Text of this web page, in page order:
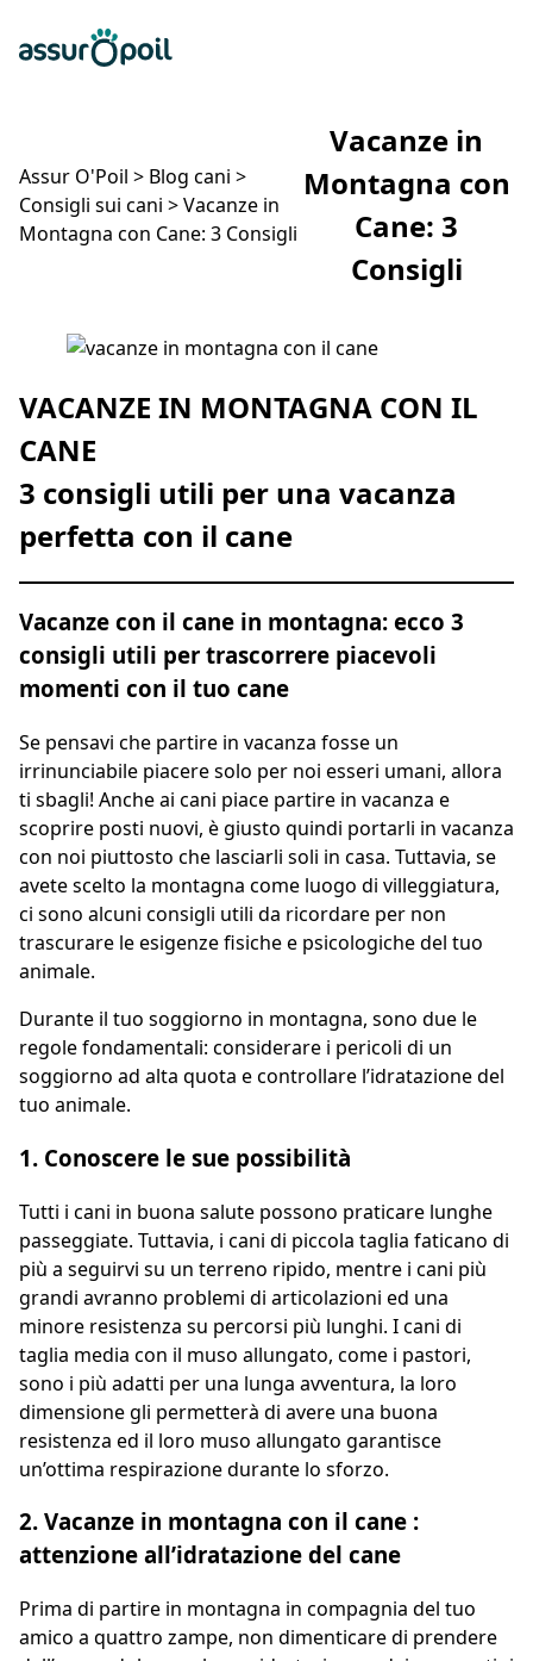
Assur O'Poil
Assur O'Poil > Blog cani >
Consigli sui cani >Vacanze in
Montagna con Cane: 3 Consigli
Vacanze in
Montagna con
Cane: 3
Consigli
Vacanze in Montagna con Cane: 3 Consigli
VACANZE IN MONTAGNA CON IL
CANE
3 consigli utili per una vacanza
perfetta con il cane
Vacanze con il cane in montagna: ecco 3
consigli utili per trascorrere piacevoli
momenti con il tuo cane
Se pensavi che partire in vacanza fosse un
irrinunciabile piacere solo per noi esseri umani, allora
ti sbagli! Anche ai cani piace partire in vacanza e
scoprire posti nuovi, è giusto quindi portarli in vacanza
con noi piuttosto che lasciarli soli in casa. Tuttavia, se
avete scelto la montagna come luogo di villeggiatura,
ci sono alcuni consigli utili da ricordare per non
trascurare le esigenze fisiche e psicologiche del tuo
animale.
Durante il tuo soggiorno in montagna, sono due le
regole fondamentali: considerare i pericoli di un
soggiorno ad alta quota e controllare l’idratazione del
tuo animale.
1. Conoscere le sue possibilità
Tutti i cani in buona salute possono praticare lunghe
passeggiate. Tuttavia, i cani di piccola taglia faticano di
più a seguirvi su un terreno ripido, mentre i cani più
grandi avranno problemi di articolazioni ed una
minore resistenza su percorsi più lunghi. I cani di
taglia media con il muso allungato, come i pastori,
sono i più adatti per una lunga avventura, la loro
dimensione gli permetterà di avere una buona
resistenza ed il loro muso allungato garantisce
un’ottima respirazione durante lo sforzo.
2. Vacanze in montagna con il cane :
attenzione all’idratazione del cane
Prima di partire in montagna in compagnia del tuo
amico a quattro zampe, non dimenticare di prendere